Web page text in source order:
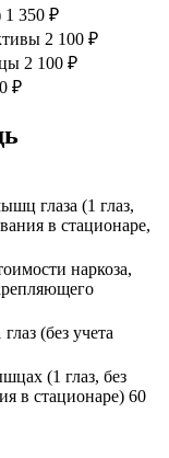
1 350 ₽
2 100 ₽
2 100 ₽
₽
глаза (1 глаз,
в стационаре,
наркоза,
(без учета
(1 глаз, без
в стационаре) 60